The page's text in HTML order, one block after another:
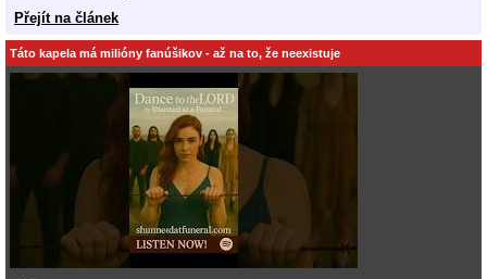
Přejít na článek
Táto kapela má milióny fanúšikov - až na to, že neexistuje